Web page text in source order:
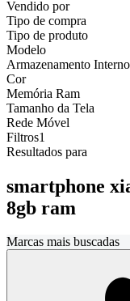
Vendido por
Tipo de compra
Tipo de produto
Modelo
Armazenamento Interno
Cor
Memória Ram
Tamanho da Tela
Rede Móvel
Filtros1
Resultados para
smartphone
8gb ram
Marcas mais buscadas